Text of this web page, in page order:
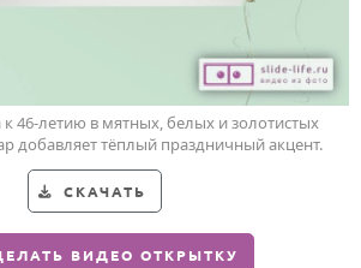
к 46-летию в мятных, белых и золотистых
добавляет тёплый праздничный акцент.
СКАЧАТЬ
ВИДЕО ОТКРЫТКУ